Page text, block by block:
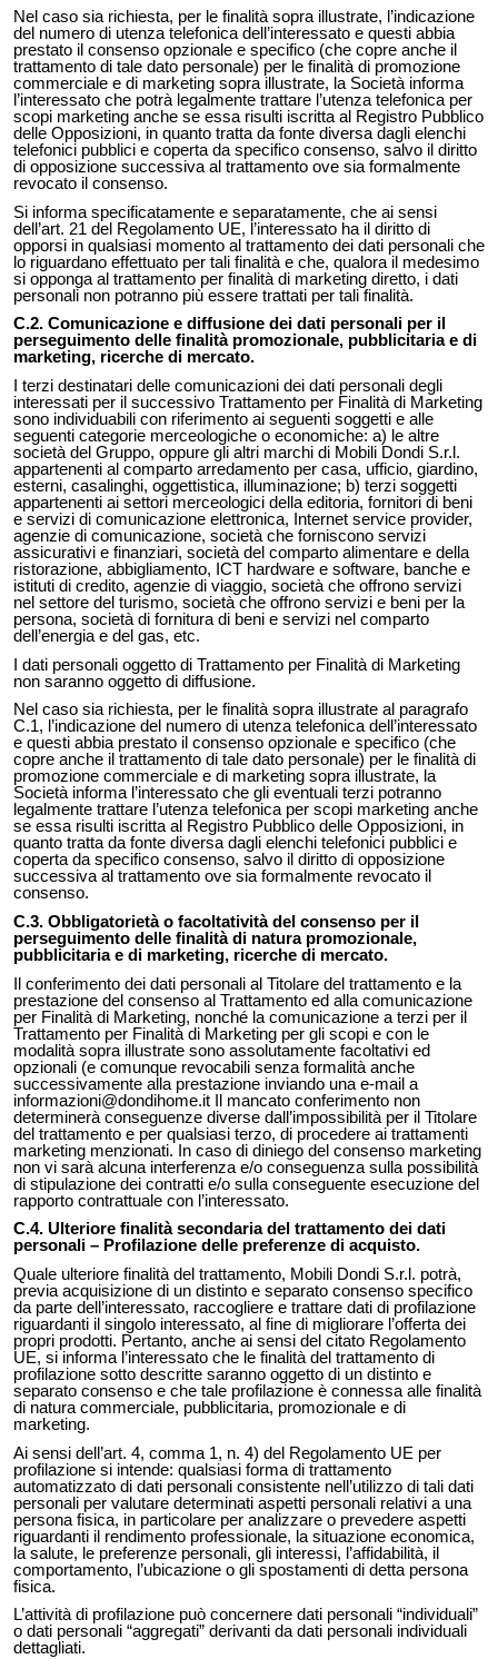
Nel caso sia richiesta, per le finalità sopra illustrate, l’indicazione
del numero di utenza telefonica dell’interessato e questi abbia
prestato il consenso opzionale e specifico (che copre anche il
trattamento di tale dato personale) per le finalità di promozione
commerciale e di marketing sopra illustrate, la Società informa
l’interessato che potrà legalmente trattare l’utenza telefonica per
scopi marketing anche se essa risulti iscritta al Registro Pubblico
delle Opposizioni, in quanto tratta da fonte diversa dagli elenchi
telefonici pubblici e coperta da specifico consenso, salvo il diritto
di opposizione successiva al trattamento ove sia formalmente
revocato il consenso.
Si informa specificatamente e separatamente, che ai sensi
dell’art. 21 del Regolamento UE, l’interessato ha il diritto di
opporsi in qualsiasi momento al trattamento dei dati personali che
lo riguardano effettuato per tali finalità e che, qualora il medesimo
si opponga al trattamento per finalità di marketing diretto, i dati
personali non potranno più essere trattati per tali finalità.
C.2. Comunicazione e diffusione dei dati personali per il
perseguimento delle finalità promozionale, pubblicitaria e di
marketing, ricerche di mercato.
I terzi destinatari delle comunicazioni dei dati personali degli
interessati per il successivo Trattamento per Finalità di Marketing
sono individuabili con riferimento ai seguenti soggetti e alle
seguenti categorie merceologiche o economiche: a) le altre
società del Gruppo, oppure gli altri marchi di Mobili Dondi S.r.l.
appartenenti al comparto arredamento per casa, ufficio, giardino,
esterni, casalinghi, oggettistica, illuminazione; b) terzi soggetti
appartenenti ai settori merceologici della editoria, fornitori di beni
e servizi di comunicazione elettronica, Internet service provider,
agenzie di comunicazione, società che forniscono servizi
assicurativi e finanziari, società del comparto alimentare e della
ristorazione, abbigliamento, ICT hardware e software, banche e
istituti di credito, agenzie di viaggio, società che offrono servizi
nel settore del turismo, società che offrono servizi e beni per la
persona, società di fornitura di beni e servizi nel comparto
dell’energia e del gas, etc.
I dati personali oggetto di Trattamento per Finalità di Marketing
non saranno oggetto di diffusione.
Nel caso sia richiesta, per le finalità sopra illustrate al paragrafo
C.1, l’indicazione del numero di utenza telefonica dell’interessato
e questi abbia prestato il consenso opzionale e specifico (che
copre anche il trattamento di tale dato personale) per le finalità di
promozione commerciale e di marketing sopra illustrate, la
Società informa l’interessato che gli eventuali terzi potranno
legalmente trattare l’utenza telefonica per scopi marketing anche
se essa risulti iscritta al Registro Pubblico delle Opposizioni, in
quanto tratta da fonte diversa dagli elenchi telefonici pubblici e
coperta da specifico consenso, salvo il diritto di opposizione
successiva al trattamento ove sia formalmente revocato il
consenso.
C.3. Obbligatorietà o facoltatività del consenso per il
perseguimento delle finalità di natura promozionale,
pubblicitaria e di marketing, ricerche di mercato.
Il conferimento dei dati personali al Titolare del trattamento e la
prestazione del consenso al Trattamento ed alla comunicazione
per Finalità di Marketing, nonché la comunicazione a terzi per il
Trattamento per Finalità di Marketing per gli scopi e con le
modalità sopra illustrate sono assolutamente facoltativi ed
opzionali (e comunque revocabili senza formalità anche
successivamente alla prestazione inviando una e-mail a
informazioni@dondihome.it Il mancato conferimento non
determinerà conseguenze diverse dall’impossibilità per il Titolare
del trattamento e per qualsiasi terzo, di procedere ai trattamenti
marketing menzionati. In caso di diniego del consenso marketing
non vi sarà alcuna interferenza e/o conseguenza sulla possibilità
di stipulazione dei contratti e/o sulla conseguente esecuzione del
rapporto contrattuale con l’interessato.
C.4. Ulteriore finalità secondaria del trattamento dei dati
personali – Profilazione delle preferenze di acquisto.
Quale ulteriore finalità del trattamento, Mobili Dondi S.r.l. potrà,
previa acquisizione di un distinto e separato consenso specifico
da parte dell’interessato, raccogliere e trattare dati di profilazione
riguardanti il singolo interessato, al fine di migliorare l’offerta dei
propri prodotti. Pertanto, anche ai sensi del citato Regolamento
UE, si informa l’interessato che le finalità del trattamento di
profilazione sotto descritte saranno oggetto di un distinto e
separato consenso e che tale profilazione è connessa alle finalità
di natura commerciale, pubblicitaria, promozionale e di
marketing.
Ai sensi dell’art. 4, comma 1, n. 4) del Regolamento UE per
profilazione si intende: qualsiasi forma di trattamento
automatizzato di dati personali consistente nell’utilizzo di tali dati
personali per valutare determinati aspetti personali relativi a una
persona fisica, in particolare per analizzare o prevedere aspetti
riguardanti il rendimento professionale, la situazione economica,
la salute, le preferenze personali, gli interessi, l’affidabilità, il
comportamento, l’ubicazione o gli spostamenti di detta persona
fisica.
L’attività di profilazione può concernere dati personali “individuali”
o dati personali “aggregati” derivanti da dati personali individuali
dettagliati.